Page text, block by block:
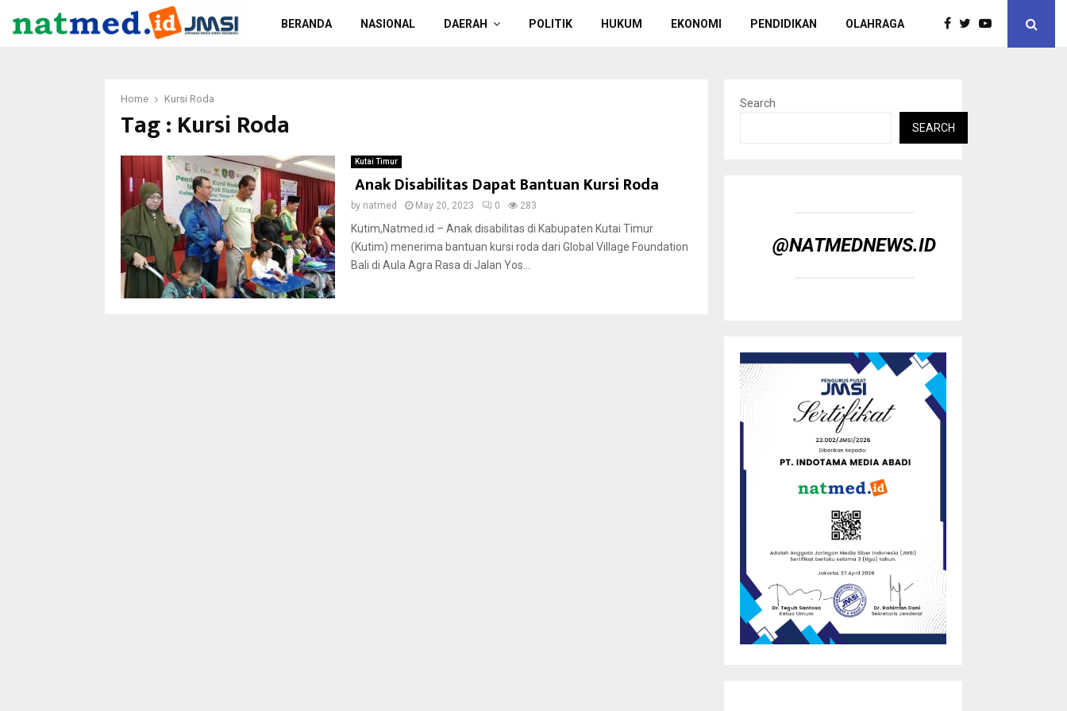
BERANDA NASIONAL DAERAH POLITIK HUKUM EKONOMI PENDIDIKAN OLAHRAGA
Home Kursi Roda
Tag : Kursi Roda
Kutai Timur
Anak Disabilitas Dapat Bantuan Kursi Roda
by natmed May 20, 2023 0 283
Kutim,Natmed.id – Anak disabilitas di Kabupaten Kutai Timur
(Kutim) menerima bantuan kursi roda dari Global Village Foundation
Bali di Aula Agra Rasa di Jalan Yos...
Search
SEARCH
@NATMEDNEWS.ID